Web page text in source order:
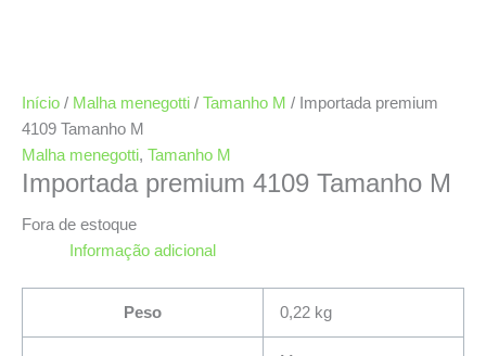
Início / Malha menegotti / Tamanho M / Importada premium
4109 Tamanho M
Malha menegotti, Tamanho M
Importada premium 4109 Tamanho M
Fora de estoque
Informação adicional
Peso 0,22 kg